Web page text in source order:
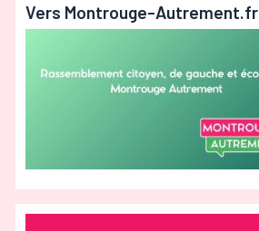
Vers Montrouge-Autrement.fr